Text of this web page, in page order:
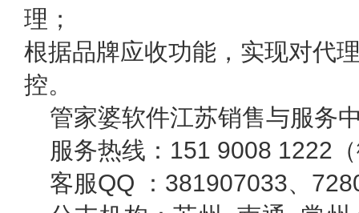
理；
根据品牌应收功能，实现对代
控。
管家婆软件江苏销售与服务
服务热线：151 9008 1222
客服QQ ：381907033、